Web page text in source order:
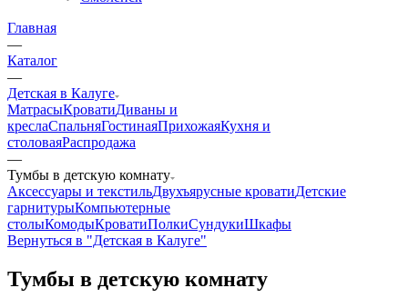
Главная
—
Каталог
—
Детская в Калуге
МатрасыКроватиДиваны и
креслаСпальняГостинаяПрихожаяКухня и
столоваяРаспродажа
—
Тумбы в детскую комнату
Аксессуары и текстильДвухъярусные кроватиДетские
гарнитурыКомпьютерные
столыКомодыКроватиПолкиСундукиШкафы
Вернуться в "Детская в Калуге"
Тумбы в детскую комнату